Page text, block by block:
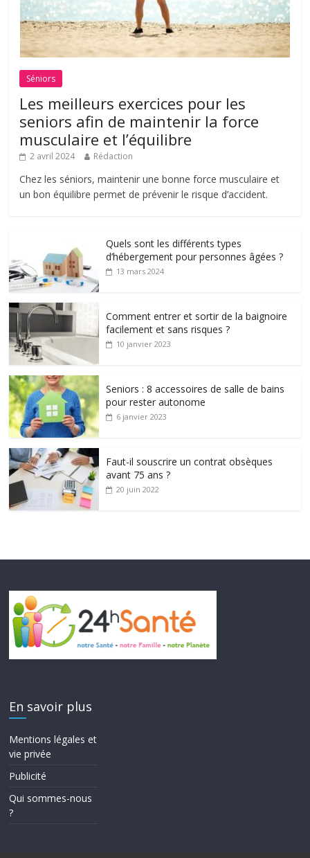
Séniors
Les meilleurs exercices pour les
seniors afin de maintenir la force
musculaire et l’équilibre
2 avril 2024 Rédaction
Chez les séniors, maintenir une bonne force musculaire et
un bon équilibre permet de prévenir le risque d’accident.
Quels sont les différents types
d’hébergement pour personnes âgées ?
13 mars 2024
Comment entrer et sortir de la baignoire
facilement et sans risques ?
10 janvier 2023
Seniors : 8 accessoires de salle de bains
pour rester autonome
6 janvier 2023
Faut-il souscrire un contrat obsèques
avant 75 ans ?
20 juin 2022
En savoir plus
Mentions légales et
vie privée
Publicité
Qui sommes-nous
?